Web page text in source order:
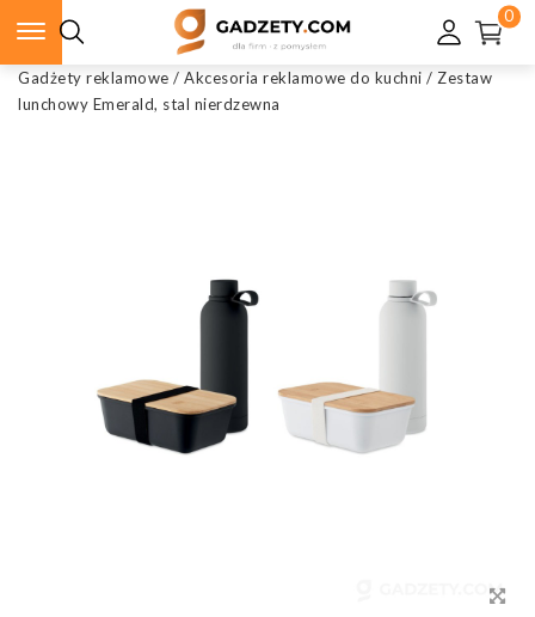
0
Gadżety reklamowe / Akcesoria reklamowe do kuchni / Zestaw
lunchowy Emerald, stal nierdzewna